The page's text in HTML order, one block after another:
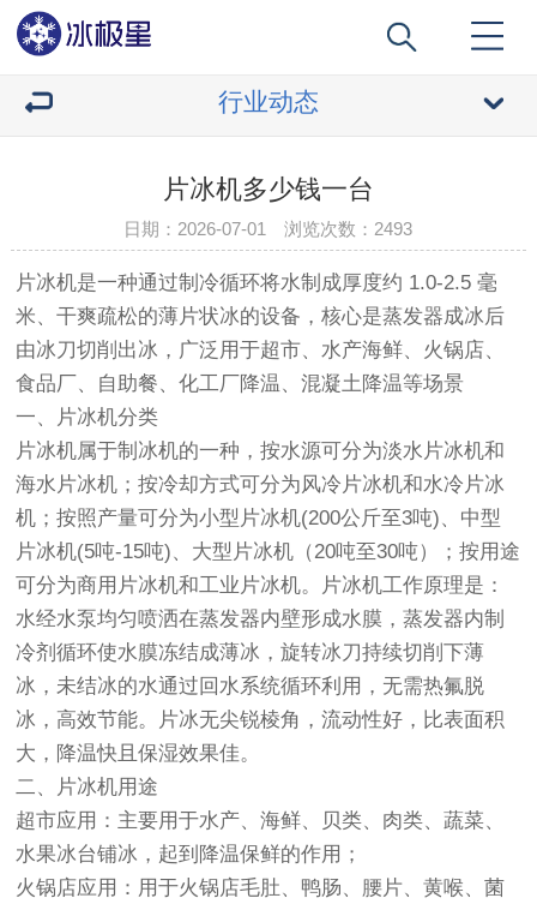
行业动态
片冰机多少钱一台
日期：2026-07-01 浏览次数： 2493
片冰机是一种通过制冷循环将水制成厚度约 1.0-2.5 毫
米、干爽疏松的薄片状冰的设备，核心是蒸发器成冰后
由冰刀切削出冰，广泛用于超市、水产海鲜、火锅店、
食品厂、自助餐、化工厂降温、混凝土降温等场景
一、片冰机分类
片冰机属于制冰机的一种，按水源可分为淡水片冰机和
海水片冰机；按冷却方式可分为风冷片冰机和水冷片冰
机；按照产量可分为小型片冰机(200公斤至3吨)、中型
片冰机(5吨-15吨)、大型片冰机（20吨至30吨）；按用途
可分为商用片冰机和工业片冰机。片冰机工作原理是：
水经水泵均匀喷洒在蒸发器内壁形成水膜，蒸发器内制
冷剂循环使水膜冻结成薄冰，旋转冰刀持续切削下薄
冰，未结冰的水通过回水系统循环利用，无需热氟脱
冰，高效节能。片冰无尖锐棱角，流动性好，比表面积
大，降温快且保湿效果佳。
二、片冰机用途
超市应用：主要用于水产、海鲜、贝类、肉类、蔬菜、
水果冰台铺冰，起到降温保鲜的作用；
火锅店应用：用于火锅店毛肚、鸭肠、腰片、黄喉、菌